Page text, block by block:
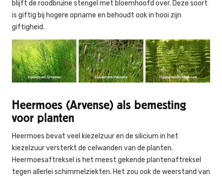
blijft de roodbruine stengel met bloemhoofd over. Deze soort
is giftig bij hogere opname en behoudt ook in hooi zijn
giftigheid.
Heermoes (Arvense) als bemesting
voor planten
Heermoes bevat veel kiezelzuur en de silicium in het
kiezelzuur versterkt de celwanden van de planten.
Heermoesaftreksel is het meest gekende plantenaftreksel
tegen allerlei schimmelziekten. Het zou ook de weerstand van